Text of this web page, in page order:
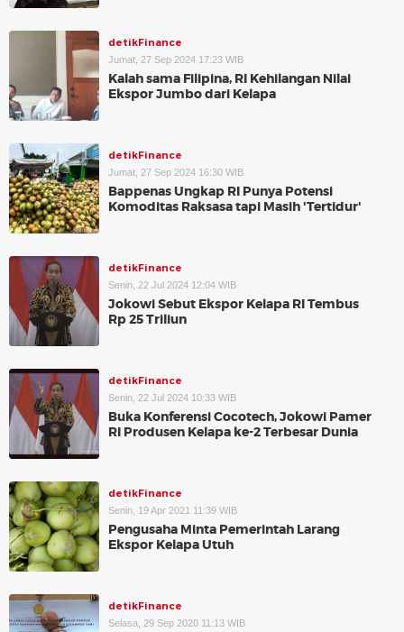
detikFinance
Jumat, 27 Sep 2024 17:23 WIB
Kalah sama Filipina, RI Kehilangan Nilai
Ekspor Jumbo dari Kelapa
detikFinance
Jumat, 27 Sep 2024 16:30 WIB
Bappenas Ungkap RI Punya Potensi
Komoditas Raksasa tapi Masih 'Tertidur'
detikFinance
Senin, 22 Jul 2024 12:04 WIB
Jokowi Sebut Ekspor Kelapa RI Tembus
Rp 25 Triliun
detikFinance
Senin, 22 Jul 2024 10:33 WIB
Buka Konferensi Cocotech, Jokowi Pamer
RI Produsen Kelapa ke-2 Terbesar Dunia
detikFinance
Senin, 19 Apr 2021 11:39 WIB
Pengusaha Minta Pemerintah Larang
Ekspor Kelapa Utuh
detikFinance
Selasa, 29 Sep 2020 11:13 WIB